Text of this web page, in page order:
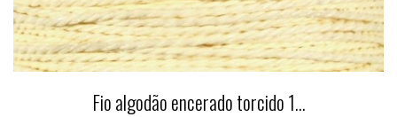
Fio algodão encerado torcido 1...